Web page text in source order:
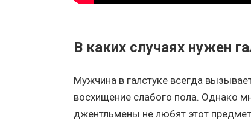
В каких случаях нужен
Мужчина в галстуке всегда
восхищение слабого пола. Однако
джентльмены не любят этот предмет